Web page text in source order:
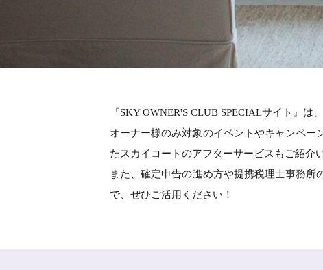
『SKY OWNER'S CLUB SPECIALサイト』
オーナー様のみ対象のイベントやキャンペ
たスカイコートのアフターサービスもご紹介
また、確定申告の進め方や提携税理士事務
で、ぜひご活用ください！